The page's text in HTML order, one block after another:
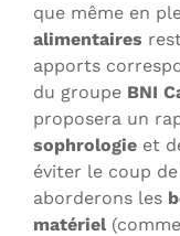
que même en
alimentaires
apports
du groupe BNI
proposera un
sophrologieet
éviter le coup
aborderons les
matériel